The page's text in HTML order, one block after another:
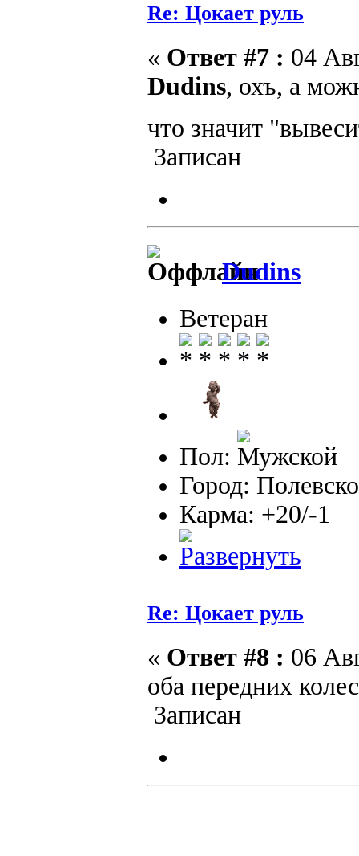
Re: Цокает руль
« Ответ #7 : 04
Dudins, охъ, а
что значит
Записан
Dudins
Ветеран
Пол:
Город:
Карма: +20/-1
Re: Цокает руль
« Ответ #8 : 06
оба передних
Записан